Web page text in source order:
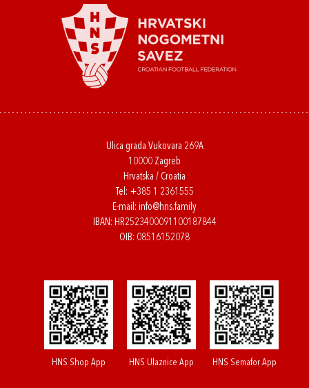
Ulica grada Vukovara 269A
10000 Zagreb
Hrvatska / Croatia
Tel: +385 1 2361555
E-mail: info@hns.family
IBAN: HR2523400091100187844
OIB: 08516152078
HNS Shop App HNS Ulaznice App HNS Semafor App